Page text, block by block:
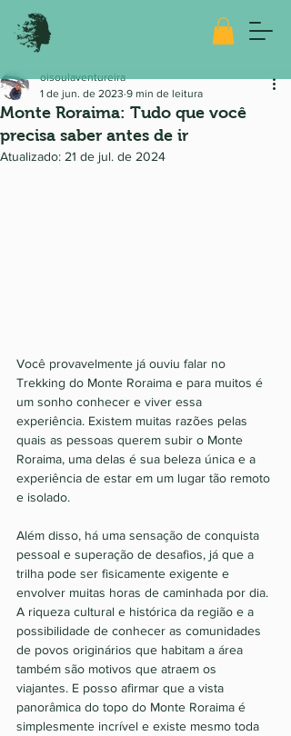
Monte Roraima: Tudo que você
precisa saber antes de ir
oisoulaventureira
1 de jun. de 2023 9 min de leitura
Atualizado: 21 de jul. de 2024
Você provavelmente já ouviu falar no
Trekking do Monte Roraima e para muitos é
um sonho conhecer e viver essa
experiência. Existem muitas razões pelas
quais as pessoas querem subir o Monte
Roraima, uma delas é sua beleza única e a
experiência de estar em um lugar tão remoto
e isolado.
Além disso, há uma sensação de conquista
pessoal e superação de desafios, já que a
trilha pode ser fisicamente exigente e
envolver muitas horas de caminhada por dia.
A riqueza cultural e histórica da região e a
possibilidade de conhecer as comunidades
de povos originários que habitam a área
também são motivos que atraem os
viajantes. E posso afirmar que a vista
panorâmica do topo do Monte Roraima é
simplesmente incrível e existe mesmo toda